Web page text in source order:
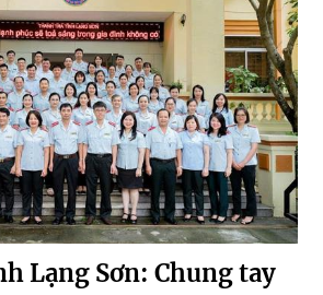
Lạng Sơn: Chung tay